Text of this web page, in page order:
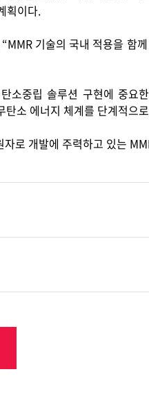
획이다.
“MMR 기술의 국내 적용을 함
소중립 솔루션 구현에 중요
탄소 에너지 체계를 단계적으
자로 개발에 주력하고 있는